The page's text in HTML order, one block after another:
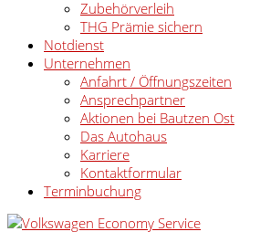
Zubehörverleih
THG Prämie sichern
Notdienst
Unternehmen
Anfahrt / Öffnungszeiten
Ansprechpartner
Aktionen bei Bautzen Ost
Das Autohaus
Karriere
Kontaktformular
Terminbuchung